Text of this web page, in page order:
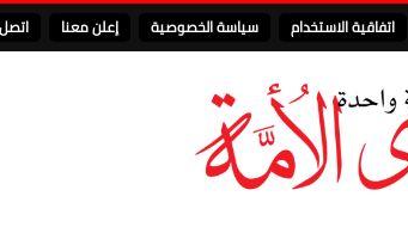
اتفاقية الاستخدام سياسة الخصوصية إعلن معنا